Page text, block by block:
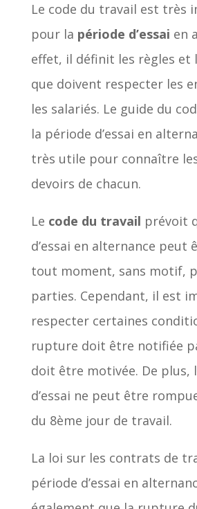
Le code du travail est très
pour la période d’essai en
effet, il définit les règles et
que doivent respecter les
les salariés. Le guide du
la période d’essai en
très utile pour connaître
devoirs de chacun.
Le code du travail prévoit
d’essai en alternance peut
tout moment, sans motif,
parties. Cependant, il est
respecter certaines
rupture doit être notifiée
doit être motivée. De plus,
d’essai ne peut être
du 8ème jour de travail.
La loi sur les contrats de
période d’essai en